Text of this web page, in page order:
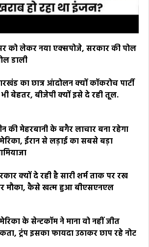
को लेकर नया एक्सपोजे, सरकार की पोल
डाली
का छात्र आंदोलन क्यों कॉकरोच पार्टी
बेहतर, बीजेपी क्यों इसे दे रही तूल.
की मेहरबानी के बगैर लाचार बना रहेगा
ईरान से लड़ाई का सबसे बड़ा
क्यों दे रही है सारी शर्म ताक पर रख
मौका, कैसे खत्म हुआ बीएसएनएल
के सेन्टकॉम ने माना वो नहीं जीत
ट्रंप इसका फायदा उठाकर छाप रहे नोट